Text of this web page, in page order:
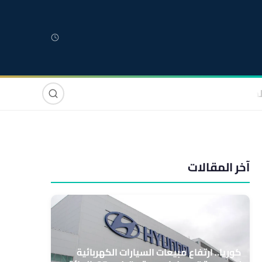
صوت وصورة
آخر المقالات
كوريا.. ارتفاع مبيعات السيارات الكهربائية